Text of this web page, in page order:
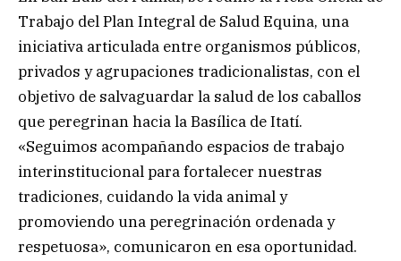
Trabajo del Plan Integral de Salud Equina, una
iniciativa articulada entre organismos públicos,
privados y agrupaciones tradicionalistas, con el
objetivo de salvaguardar la salud de los caballos
que peregrinan hacia la Basílica de Itatí.
«Seguimos acompañando espacios de trabajo
interinstitucional para fortalecer nuestras
tradiciones, cuidando la vida animal y
promoviendo una peregrinación ordenada y
respetuosa», comunicaron en esa oportunidad.